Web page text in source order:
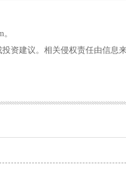
资建议。相关侵权责任由信息